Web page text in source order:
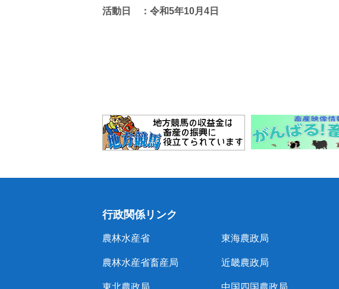
活動日 ：令和5年10月4日
行政関係リンク
農林水産省
農林水産省畜産局
東北農政局
東海農政局
近畿農政局
中国四国農政局